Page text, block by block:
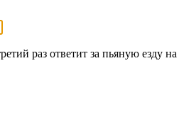
раз ответит за пьяную езду на